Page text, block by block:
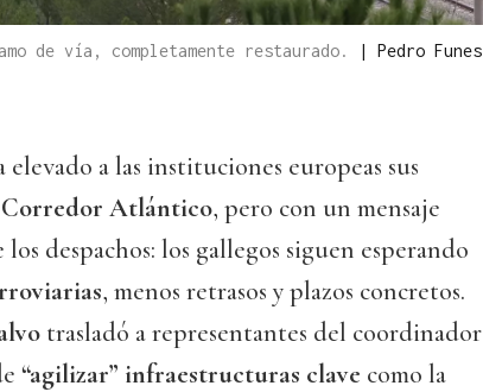
de vía, completamente restaurado. | Pedro Funes
elevado a las instituciones europeas sus
Corredor Atlántico, pero con un mensaje
los despachos: los gallegos siguen esperando
, menos retrasos y plazos concretos.
trasladó a representantes del coordinador
“agilizar” infraestructuras clave como la